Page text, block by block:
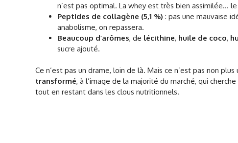
n’est pas optimal. La whey est très bien assimilée… le
Peptides de collagène (5,1 %) : pas une mauvaise
anabolisme, on repassera.
Beaucoup d’arômes, de lécithine, huile de coco,
sucre ajouté.
Ce n’est pas un drame, loin de là. Mais ce n’est pas non
transformé, à l’image de la majorité du marché, qui
tout en restant dans les clous nutritionnels.